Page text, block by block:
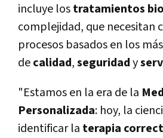
incluye lostratamientos
complejidad, que necesitan
procesos basados en los
decalidad,seguridady
"Estamos en la era de la
Personalizada: hoy, la
identificar la terapia